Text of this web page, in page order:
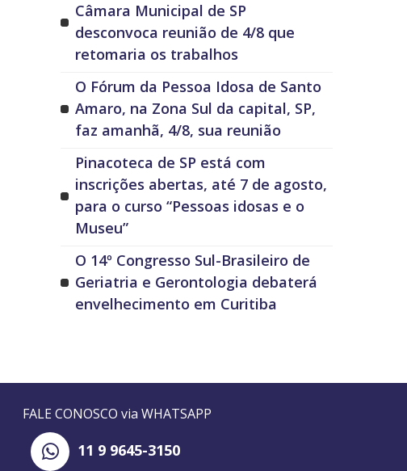
Câmara Municipal de SP
desconvoca reunião de 4/8 que
retomaria os trabalhos
O Fórum da Pessoa Idosa de Santo
Amaro, na Zona Sul da capital, SP,
faz amanhã, 4/8, sua reunião
Pinacoteca de SP está com
inscrições abertas, até 7 de agosto,
para o curso “Pessoas idosas e o
Museu”
O 14º Congresso Sul-Brasileiro de
Geriatria e Gerontologia debaterá
envelhecimento em Curitiba
FALE CONOSCO via WHATSAPP
11 9 9645-3150